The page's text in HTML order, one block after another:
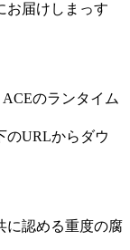
お届けしまっす
のランタイム
のURLからダウ
に認める重度の腐